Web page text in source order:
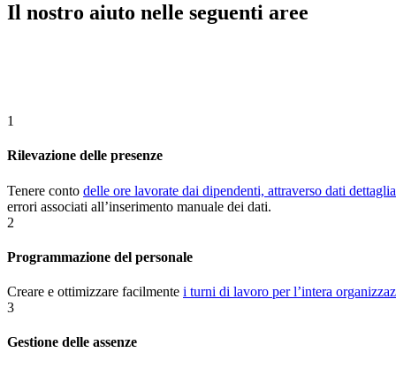
Il nostro aiuto nelle seguenti aree
1
Rilevazione delle presenze
Tenere conto delle ore lavorate dai dipendenti, attraverso dati
errori associati all’inserimento manuale dei dati.
2
Programmazione del personale
Creare e ottimizzare facilmente i turni di lavoro per l’intera
3
Gestione delle assenze